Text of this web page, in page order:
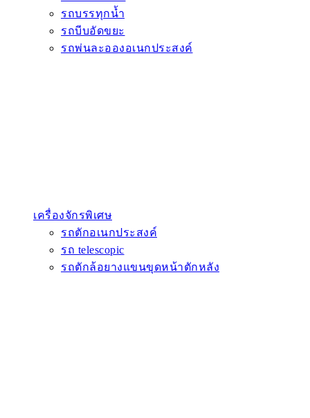
รถบรรทุกน้ำ
รถบีบอัดขยะ
รถพ่นละอองอเนกประสงค์
เครื่องจักรพิเศษ
รถตักอเนกประสงค์
รถ telescopic
รถตักล้อยางแขนขุดหน้าตักหลัง